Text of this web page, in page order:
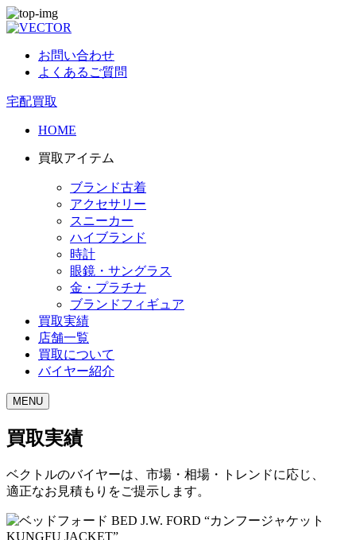
お問い合わせ
よくあるご質問
宅配買取
HOME
買取アイテム
ブランド古着
アクセサリー
スニーカー
ハイブランド
時計
眼鏡・サングラス
金・プラチナ
ブランドフィギュア
買取実績
店舗一覧
買取について
バイヤー紹介
MENU
買取実績
ベクトルのバイヤーは、市場・相場・トレンドに応じ、
適正なお見積もりをご提示します。